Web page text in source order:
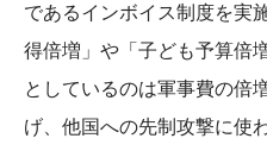
であるインボイス制度を実
得倍増」や「子ども予算倍
としているのは軍事費の倍
げ、他国への先制攻撃に使